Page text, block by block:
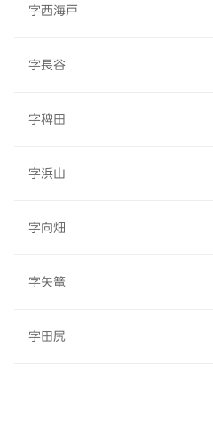
字西海戸
字長谷
字稗田
字浜山
字向畑
字矢篭
字田尻